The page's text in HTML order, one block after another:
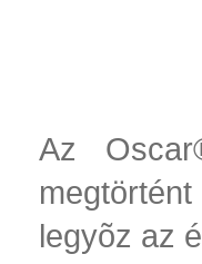
Az
legyõz az